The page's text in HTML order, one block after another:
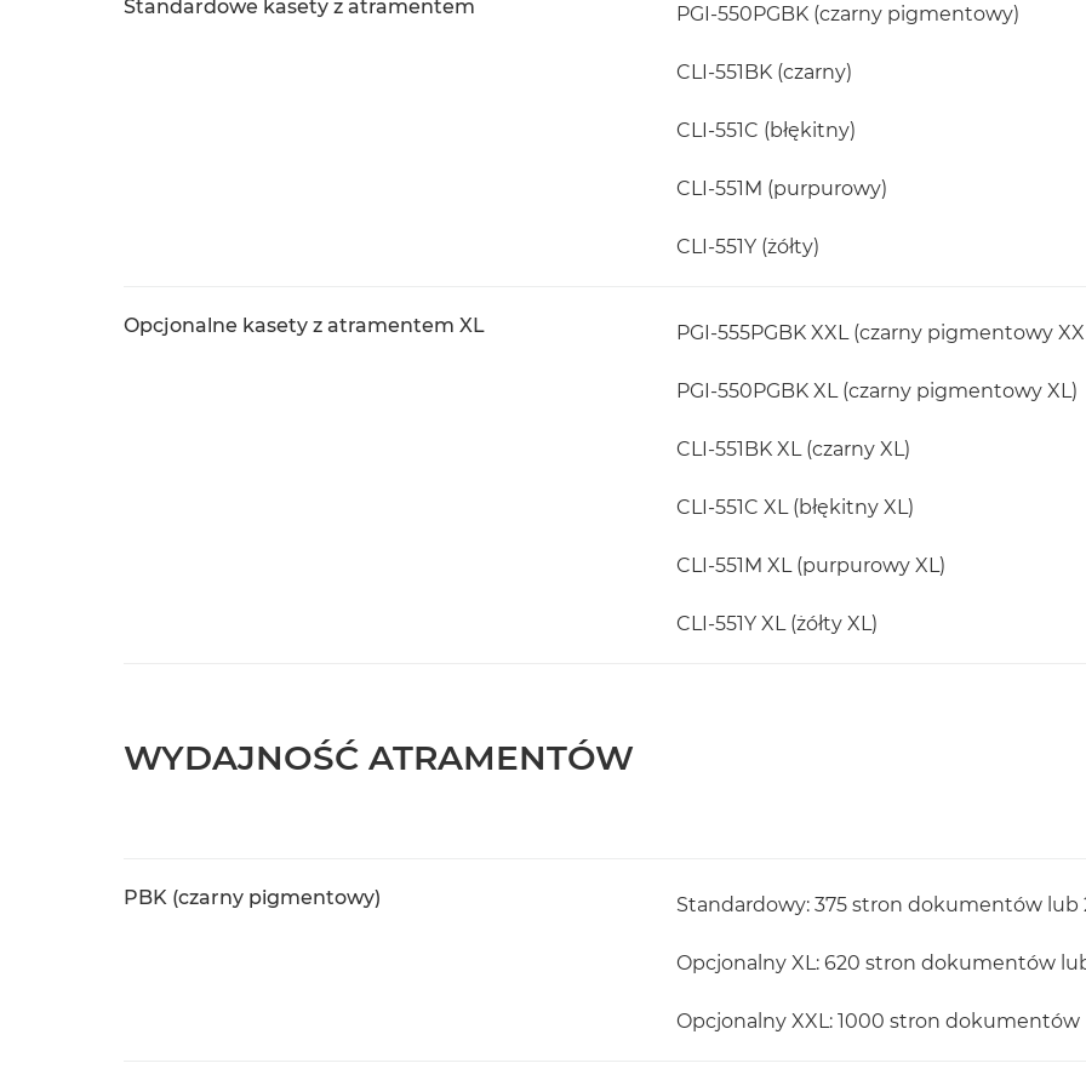
Standardowe kasety z atramentem PGI-550PGBK (czarny pigmentowy)
CLI-551BK (czarny)
CLI-551C (błękitny)
CLI-551M (purpurowy)
CLI-551Y (żółty)
Opcjonalne kasety z atramentem XL PGI-555PGBK XXL (czarny pigmentowy
PGI-550PGBK XL (czarny pigmentowy XL)
CLI-551BK XL (czarny XL)
CLI-551C XL (błękitny XL)
CLI-551M XL (purpurowy XL)
CLI-551Y XL (żółty XL)
WYDAJNOŚĆ ATRAMENTÓW
PBK (czarny pigmentowy) Standardowy: 375 stron dokumentów lub
Opcjonalny XL: 620 stron dokumentów
Opcjonalny XXL: 1000 stron dokumentów